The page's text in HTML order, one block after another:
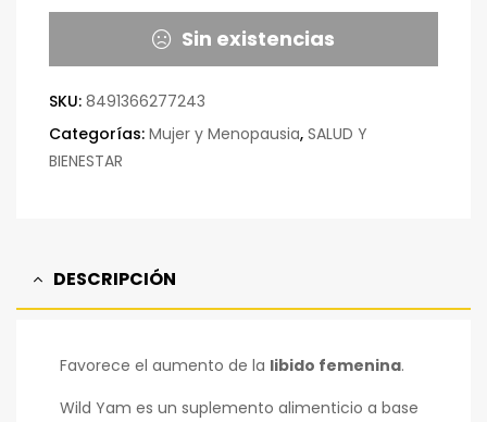
Sin existencias
SKU: 8491366277243
Categorías: Mujer y Menopausia, SALUD Y
BIENESTAR
DESCRIPCIÓN
Favorece el aumento de la libido femenina.
Wild Yam es un suplemento alimenticio a base